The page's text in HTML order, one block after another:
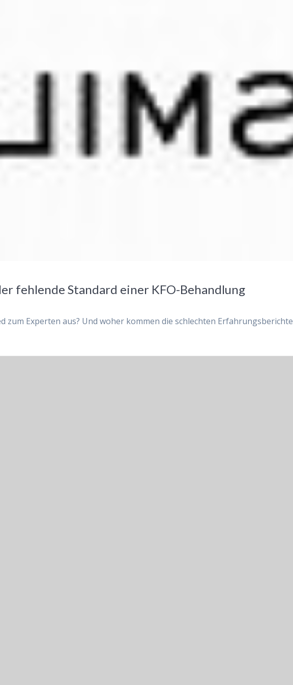
fehlende Standard einer KFO-Behandlung
zum Experten aus? Und woher kommen die schlechten Erfahrungsberichte